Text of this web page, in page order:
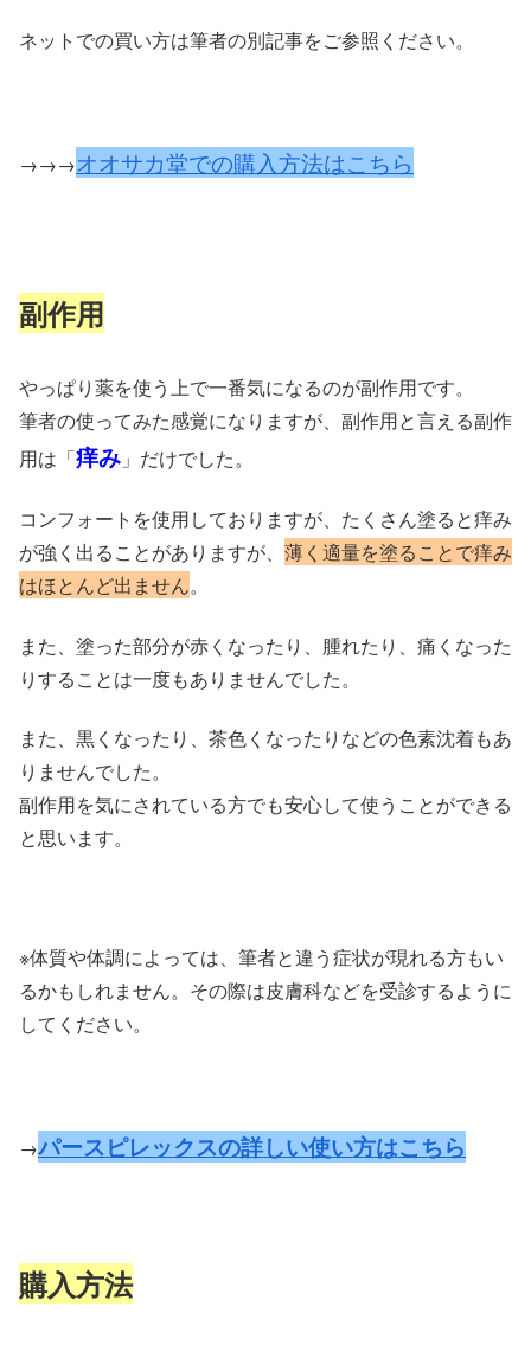
ネットでの買い方は筆者の別記事をご参照ください。
→→→オオサカ堂での購入方法はこちら
副作用
やっぱり薬を使う上で一番気になるのが副作用です。
筆者の使ってみた感覚になりますが、副作用と言える副作
用は「痒み 」だけでした。
コンフォートを使用しておりますが、たくさん塗ると痒み
が強く出ることがありますが、 薄く適量を塗ることで痒み
はほとんど出ません。
また、塗った部分が赤くなったり、腫れたり、痛くなった
りすることは一度もありませんでした。
また、黒くなったり、茶色くなったりなどの色素沈着もあ
りませんでした。
副作用を気にされている方でも安心して使うことができる
と思います。
※体質や体調によっては、筆者と違う症状が現れる方もい
るかもしれません。その際は皮膚科などを受診するように
してください。
→パースピレックスの詳しい使い方はこちら
購入方法